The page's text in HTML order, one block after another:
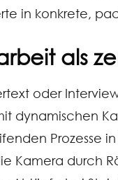
in konkrete,
als
oder
dynamischen
Prozesse
Kamera durch